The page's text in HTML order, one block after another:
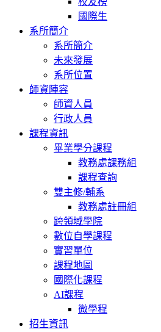
國際生
系所簡介
系所簡介
未來發展
系所位置
師資陣容
師資人員
行政人員
課程資訊
畢業學分課程
教務處課務組
課程查詢
雙主修/輔系
教務處註冊組
跨領域學院
數位自學課程
實習單位
課程地圖
國際化課程
AI課程
微學程
招生資訊